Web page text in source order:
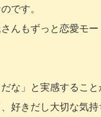
です。
んもずっと恋愛モ
な」と実感するこ
好きだし大切な気